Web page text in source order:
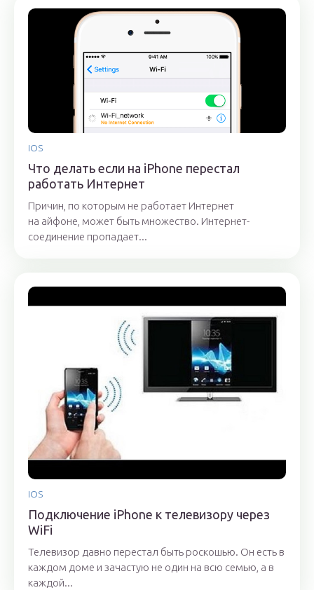
IOS
Что делать если на iPhone перестал
работать Интернет
Причин, по которым не работает Интернет
на айфоне, может быть множество. Интернет-
соединение пропадает...
IOS
Подключение iPhone к телевизору через
WiFi
Телевизор давно перестал быть роскошью. Он есть в
каждом доме и зачастую не один на всю семью, а в
каждой...